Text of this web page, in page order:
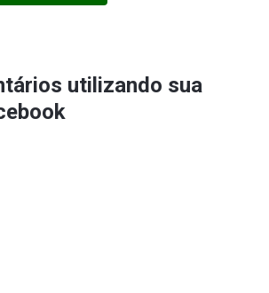
utilizando sua